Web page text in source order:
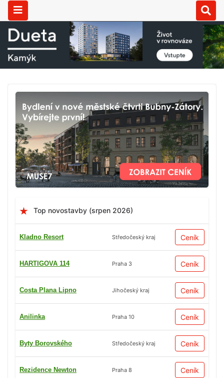
Top novostavby (srpen 2026)
Kladno Resort Středočeský kraj Ceník
HARTIGOVA 114 Praha 3 Ceník
Costa Plana Lipno Jihočeský kraj Ceník
Anilinka Praha 10 Ceník
Byty Borovského Středočeský kraj Ceník
Rezidence Newton Praha 8 Ceník